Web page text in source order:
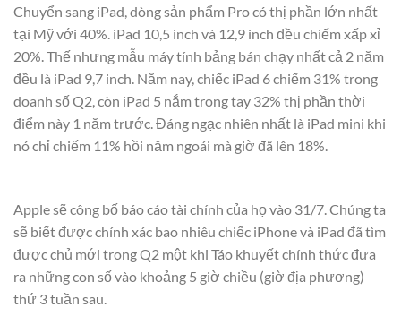
Chuyển sang iPad, dòng sản phẩm Pro có thị phần lớn nhất
tại Mỹ với 40%. iPad 10,5 inch và 12,9 inch đều chiếm xấp xỉ
20%. Thế nhưng mẫu máy tính bảng bán chạy nhất cả 2 năm
đều là iPad 9,7 inch. Năm nay, chiếc iPad 6 chiếm 31% trong
doanh số Q2, còn iPad 5 nắm trong tay 32% thị phần thời
điểm này 1 năm trước. Đáng ngạc nhiên nhất là iPad mini khi
nó chỉ chiếm 11% hồi năm ngoái mà giờ đã lên 18%.
Apple sẽ công bố báo cáo tài chính của họ vào 31/7. Chúng ta
sẽ biết được chính xác bao nhiêu chiếc iPhone và iPad đã tìm
được chủ mới trong Q2 một khi Táo khuyết chính thức đưa
ra những con số vào khoảng 5 giờ chiều (giờ địa phương)
thứ 3 tuần sau.